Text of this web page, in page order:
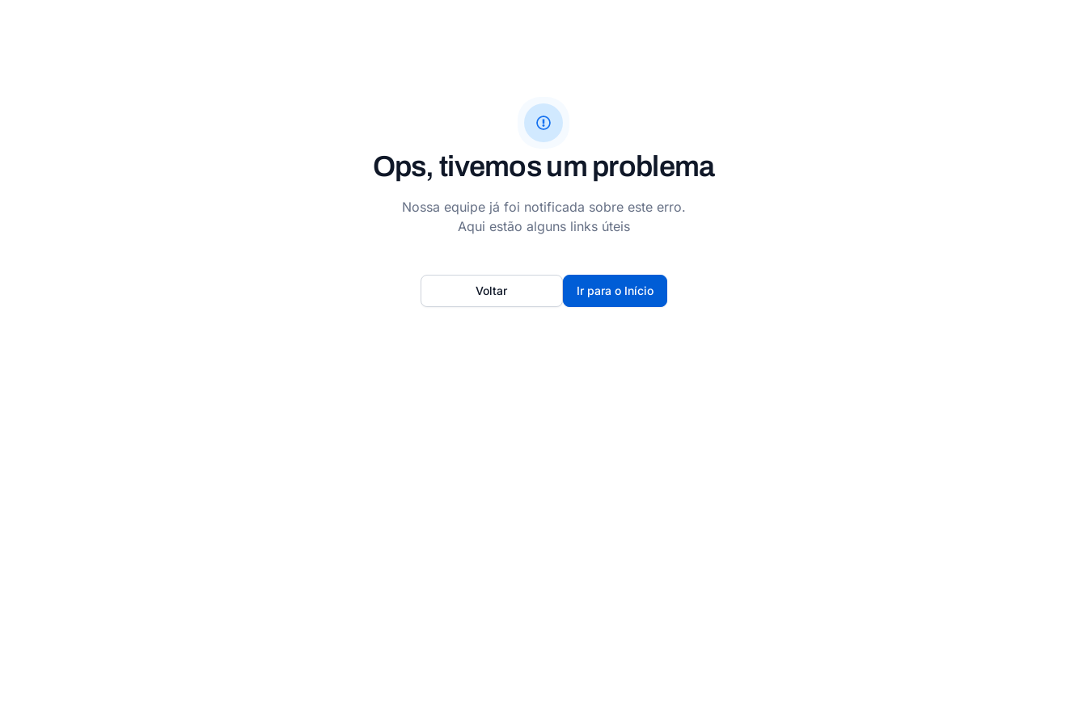
Ops, tivemos um problema
Nossa equipe já foi notificada sobre este erro.
Aqui estão alguns links úteis
Ir para o Início
Voltar